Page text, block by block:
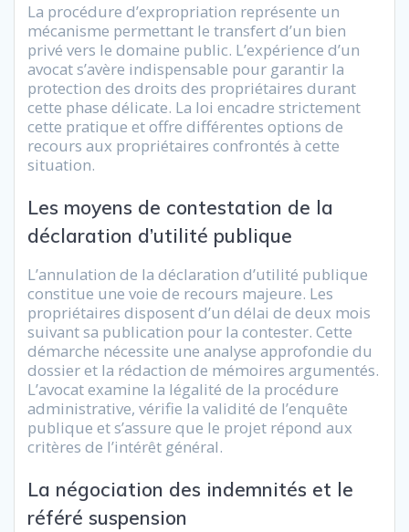
La procédure d’expropriation représente un
mécanisme permettant le transfert d’un bien
privé vers le domaine public. L’expérience d’un
avocat s’avère indispensable pour garantir la
protection des droits des propriétaires durant
cette phase délicate. La loi encadre strictement
cette pratique et offre différentes options de
recours aux propriétaires confrontés à cette
situation.
Les moyens de contestation de la
déclaration d’utilité publique
L’annulation de la déclaration d’utilité publique
constitue une voie de recours majeure. Les
propriétaires disposent d’un délai de deux mois
suivant sa publication pour la contester. Cette
démarche nécessite une analyse approfondie du
dossier et la rédaction de mémoires argumentés.
L’avocat examine la légalité de la procédure
administrative, vérifie la validité de l’enquête
publique et s’assure que le projet répond aux
critères de l’intérêt général.
La négociation des indemnités et le
référé suspension